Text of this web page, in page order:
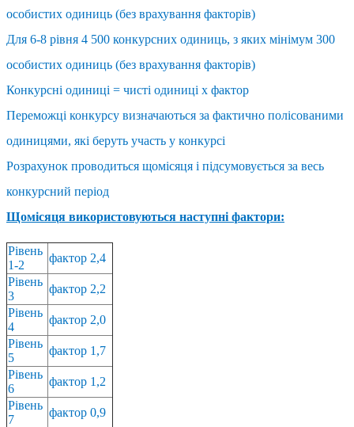
особистих одиниць (без врахування факторів)
Для 6-8 рівня 4 500 конкурсних одиниць, з яких мінімум 300
особистих одиниць (без врахування факторів)
Конкурсні одиниці = чисті одиниці х фактор
Переможці конкурсу визначаються за фактично полісованими
одиницями, які беруть участь у конкурсі
Розрахунок проводиться щомісяця і підсумовується за весь
конкурсний період
Щомісяця використовуються наступні фактори:
Рівень
1-2
фактор 2,4
Рівень
3
фактор 2,2
Рівень
4
фактор 2,0
Рівень
5
фактор 1,7
Рівень
6
фактор 1,2
Рівень
7
фактор 0,9